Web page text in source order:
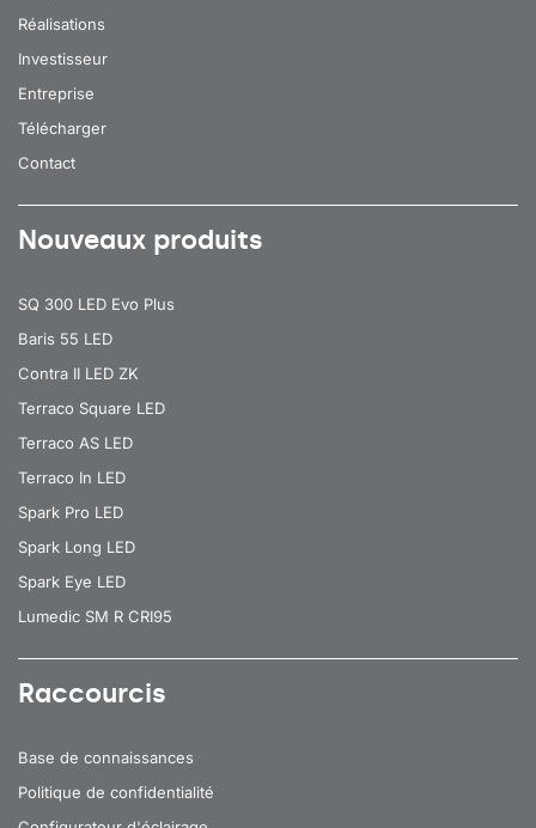
Réalisations
Investisseur
Entreprise
Télécharger
Contact
Nouveaux produits
SQ 300 LED Evo Plus
Baris 55 LED
Contra II LED ZK
Terraco Square LED
Terraco AS LED
Terraco In LED
Spark Pro LED
Spark Long LED
Spark Eye LED
Lumedic SM R CRI95
Raccourcis
Base de connaissances
Politique de confidentialité